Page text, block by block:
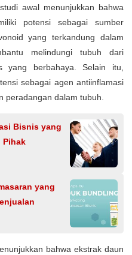
awal menunjukkan bahwa
potensi sebagai sumber
yang terkandung dalam
melindungi tubuh dari
yang berbahaya. Selain itu,
sebagai agen antiinflamasi
peradangan dalam tubuh.
Bisnis yang
Pihak
yang
bahwa ekstrak daun